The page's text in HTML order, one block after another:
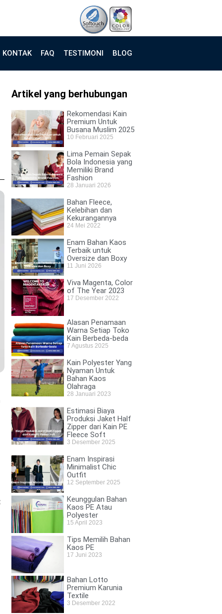
KONTAK FAQ TESTIMONI BLOG
Artikel yang berhubungan
Rekomendasi Kain
Premium Untuk
Busana Muslim 2025
10 Februari 2025
Lima Pemain Sepak
Bola Indonesia yang
Memiliki Brand
Fashion
28 Januari 2026
Bahan Fleece,
Kelebihan dan
Kekurangannya
24 Mei 2022
Enam Bahan Kaos
Terbaik untuk
Oversize dan Boxy
11 Juni 2026
Viva Magenta, Color
of The Year 2023
17 Desember 2022
Alasan Penamaan
Warna Setiap Toko
Kain Berbeda-beda
7 Agustus 2025
Kain Polyester Yang
Nyaman Untuk
Bahan Kaos
Olahraga
28 Januari 2023
Estimasi Biaya
Produksi Jaket Half
Zipper dari Kain PE
Fleece Soft
3 Desember 2025
Enam Inspirasi
Minimalist Chic
Outfit
12 September 2025
Keunggulan Bahan
Kaos PE Atau
Polyester
15 April 2023
Tips Memilih Bahan
Kaos PE
17 Juni 2023
Bahan Lotto
Premium Karunia
Textile
3 Desember 2022